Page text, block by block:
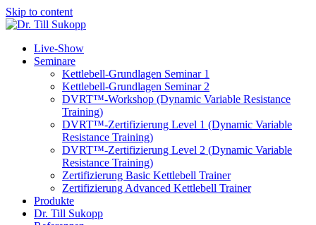
Skip to content
Live-Show
Seminare
Kettlebell-Grundlagen Seminar 1
Kettlebell-Grundlagen Seminar 2
DVRT™-Workshop (Dynamic Variable Resistance
Training)
DVRT™-Zertifizierung Level 1 (Dynamic Variable
Resistance Training)
DVRT™-Zertifizierung Level 2 (Dynamic Variable
Resistance Training)
Zertifizierung Basic Kettlebell Trainer
Zertifizierung Advanced Kettlebell Trainer
Produkte
Dr. Till Sukopp